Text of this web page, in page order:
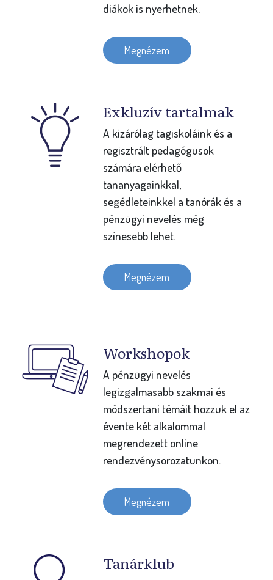
diákok is nyerhetnek.
Megnézem
Exkluzív tartalmak
A kizárólag tagiskoláink és a
regisztrált pedagógusok
számára elérhető
tananyagainkkal,
segédleteinkkel a tanórák és a
pénzügyi nevelés még
színesebb lehet.
Megnézem
Workshopok
A pénzügyi nevelés
legizgalmasabb szakmai és
módszertani témáit hozzuk el az
évente két alkalommal
megrendezett online
rendezvénysorozatunkon.
Megnézem
Tanárklub